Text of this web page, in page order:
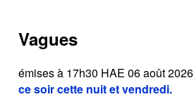
Vagues
émises à 17h30 HAE 06 août 2026
ce soir cette nuit et vendredi.